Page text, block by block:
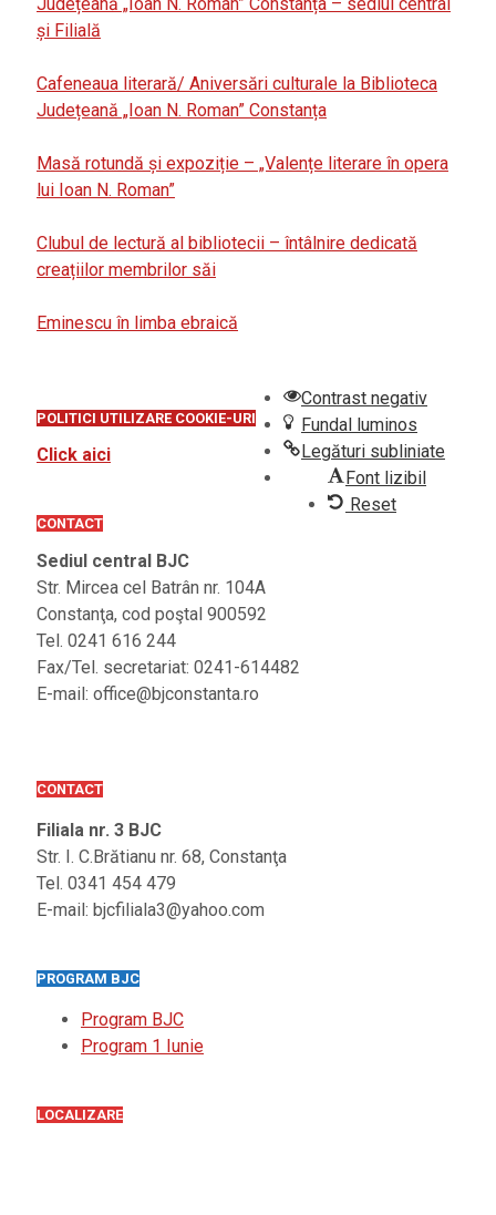
și Filială
Cafeneaua literară/ Aniversări culturale la Biblioteca
Județeană „Ioan N. Roman” Constanța
Masă rotundă și expoziție – „Valențe literare în opera
lui Ioan N. Roman”
Clubul de lectură al bibliotecii – întâlnire dedicată
creațiilor membrilor săi
Eminescu în limba ebraică
POLITICI UTILIZARE COOKIE-URI
Click aici
CONTACT
Sediul central BJC
Str. Mircea cel Batrân nr. 104A
Constanţa, cod poştal 900592
Tel. 0241 616 244
Fax/Tel. secretariat: 0241-614482
E-mail: office@bjconstanta.ro
CONTACT
Filiala nr. 3 BJC
Str. I. C.Brătianu nr. 68, Constanţa
Tel. 0341 454 479
E-mail: bjcfiliala3@yahoo.com
PROGRAM BJC
Program BJC
Program 1 Iunie
LOCALIZARE
Contrast negativ
Fundal luminos
Legături subliniate
Font lizibil
Reset